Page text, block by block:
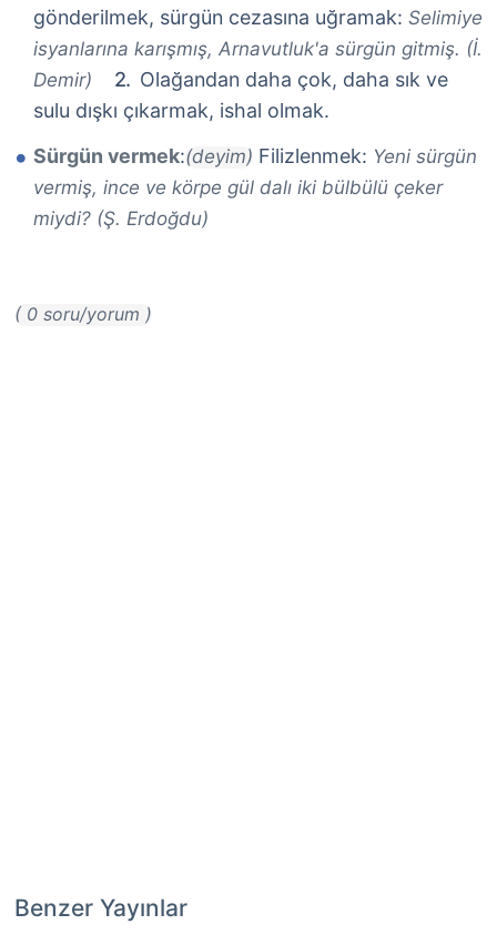
gönderilmek, sürgün cezasına uğramak: Selimiye
isyanlarına karışmış, Arnavutluk'a sürgün gitmiş. (İ.
Demir)
Olağandan daha çok, daha sık ve
sulu dışkı çıkarmak, ishal olmak.
Sürgün vermek:(deyim) Filizlenmek: Yeni sürgün
vermiş, ince ve körpe gül dalı iki bülbülü çeker
miydi? (Ş. Erdoğdu)
( 0 soru/yorum )
Benzer Yayınlar